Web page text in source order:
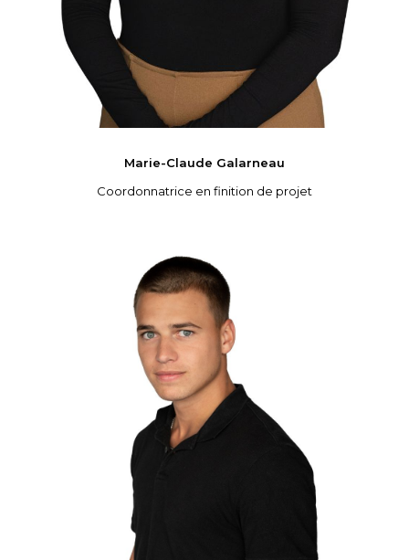
Marie-Claude Galarneau
Coordonnatrice en finition de projet